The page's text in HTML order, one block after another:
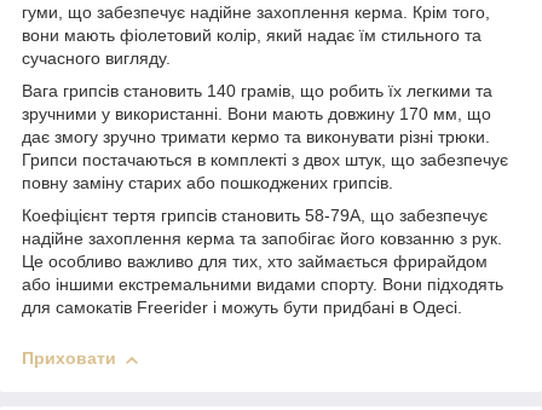
гуми, що забезпечує надійне захоплення керма. Крім того,
вони мають фіолетовий колір, який надає їм стильного та
сучасного вигляду.
Вага грипсів становить 140 грамів, що робить їх легкими та
зручними у використанні. Вони мають довжину 170 мм, що
дає змогу зручно тримати кермо та виконувати різні трюки.
Грипси постачаються в комплекті з двох штук, що забезпечує
повну заміну старих або пошкоджених грипсів.
Коефіцієнт тертя грипсів становить 58-79A, що забезпечує
надійне захоплення керма та запобігає його ковзанню з рук.
Це особливо важливо для тих, хто займається фрирайдом
або іншими екстремальними видами спорту. Вони підходять
для самокатів Freerider і можуть бути придбані в Одесі.
Приховати